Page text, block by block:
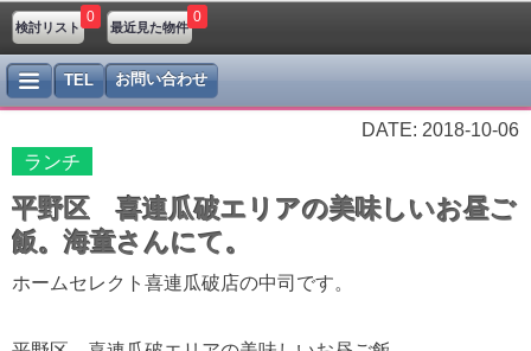
検討リスト
0
最近見た物件
0
TEL お問い合わせ
DATE: 2018-10-06
ランチ
平野区 喜連瓜破エリアの美味しいお昼ご
飯。海童さんにて。
ホームセレクト喜連瓜破店の中司です。